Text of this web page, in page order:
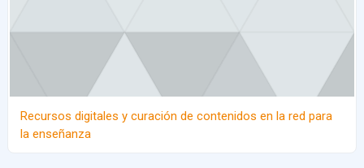
Recursos digitales y curación de contenidos en la red para
la enseñanza